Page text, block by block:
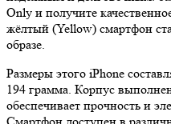
Only и получите
жёлтый (Yellow) смартфон
образе.
Размеры этого iPhone
194 грамма. Корпус
обеспечивает прочность и